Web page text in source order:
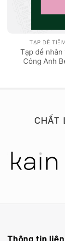
TẠP DỀ
Tạp dề nhân
Công Anh
CHẤT